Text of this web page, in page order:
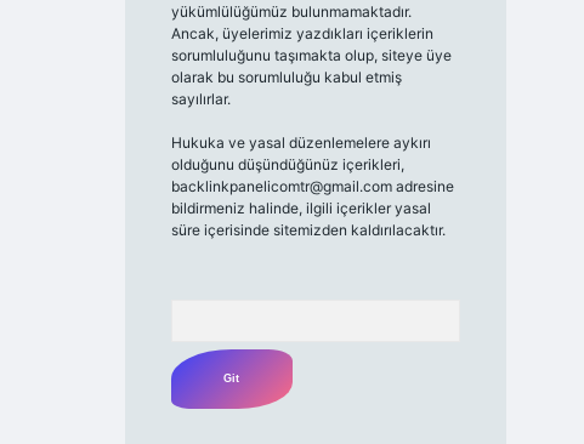
yükümlülüğümüz bulunmamaktadır.
Ancak, üyelerimiz yazdıkları içeriklerin
sorumluluğunu taşımakta olup, siteye üye
olarak bu sorumluluğu kabul etmiş
sayılırlar.
Hukuka ve yasal düzenlemelere aykırı
olduğunu düşündüğünüz içerikleri,
backlinkpanelicomtr@gmail.comadresine
bildirmeniz halinde, ilgili içerikler yasal
süre içerisinde sitemizden kaldırılacaktır.